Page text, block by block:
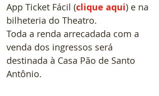
App Ticket Fácil (clique aqui) e na
bilheteria do Theatro.
Toda a renda arrecadada com a
venda dos ingressos será
destinada à Casa Pão de Santo
Antônio.